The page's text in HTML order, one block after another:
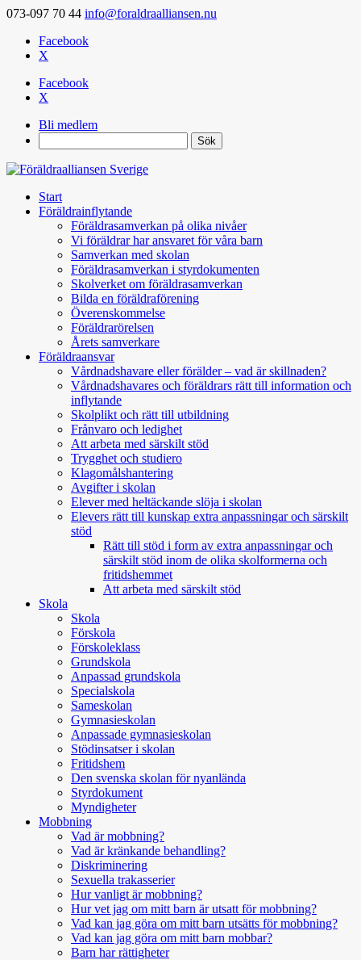
073-097 70 44 info@foraldraalliansen.nu
Facebook
X
Facebook
X
Bli medlem
Start
Föräldrainflytande
Föräldrasamverkan på olika nivåer
Vi föräldrar har ansvaret för våra barn
Samverkan med skolan
Föräldrasamverkan i styrdokumenten
Skolverket om föräldrasamverkan
Bilda en föräldraförening
Överenskommelse
Föräldrarörelsen
Årets samverkare
Föräldraansvar
Vårdnadshavare eller förälder – vad är skillnaden?
Vårdnadshavares och föräldrars rätt till information och
inflytande
Skolplikt och rätt till utbildning
Frånvaro och ledighet
Att arbeta med särskilt stöd
Trygghet och studiero
Klagomålshantering
Avgifter i skolan
Elever med heltäckande slöja i skolan
Elevers rätt till kunskap extra anpassningar och särskilt
stöd
Rätt till stöd i form av extra anpassningar och
särskilt stöd inom de olika skolformerna och
fritidshemmet
Att arbeta med särskilt stöd
Skola
Skola
Förskola
Förskoleklass
Grundskola
Anpassad grundskola
Specialskola
Sameskolan
Gymnasieskolan
Anpassade gymnasieskolan
Stödinsatser i skolan
Fritidshem
Den svenska skolan för nyanlända
Styrdokument
Myndigheter
Mobbning
Vad är mobbning?
Vad är kränkande behandling?
Diskriminering
Sexuella trakasserier
Hur vanligt är mobbning?
Hur vet jag om mitt barn är utsatt för mobbning?
Vad kan jag göra om mitt barn utsätts för mobbning?
Vad kan jag göra om mitt barn mobbar?
Barn har rättigheter